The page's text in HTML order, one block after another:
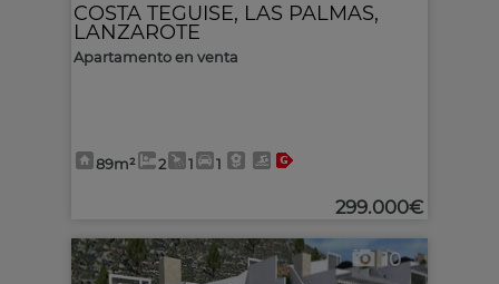
COSTA TEGUISE, LAS PALMAS,
LANZAROTE
Apartamento en venta
89m² 2 1 1
299.000€
10